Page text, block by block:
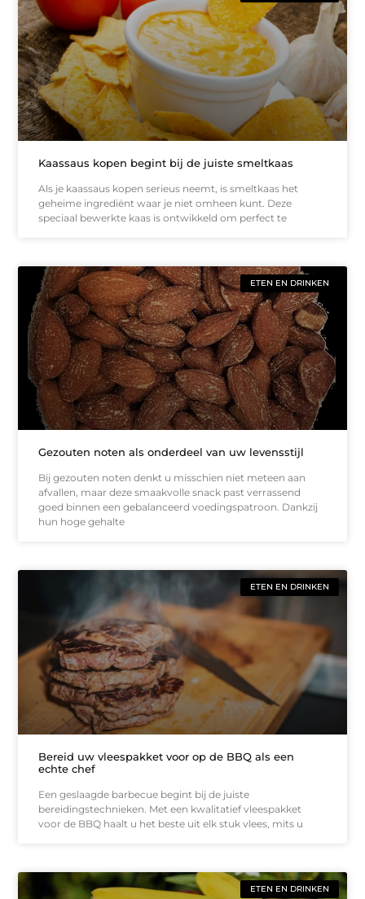
Kaassaus kopen begint bij de juiste smeltkaas
Als je kaassaus kopen serieus neemt, is smeltkaas het
geheime ingrediënt waar je niet omheen kunt. Deze
speciaal bewerkte kaas is ontwikkeld om perfect te
ETEN EN DRINKEN
Gezouten noten als onderdeel van uw levensstijl
Bij gezouten noten denkt u misschien niet meteen aan
afvallen, maar deze smaakvolle snack past verrassend
goed binnen een gebalanceerd voedingspatroon. Dankzij
hun hoge gehalte
ETEN EN DRINKEN
Bereid uw vleespakket voor op de BBQ als een
echte chef
Een geslaagde barbecue begint bij de juiste
bereidingstechnieken. Met een kwalitatief vleespakket
voor de BBQ haalt u het beste uit elk stuk vlees, mits u
ETEN EN DRINKEN